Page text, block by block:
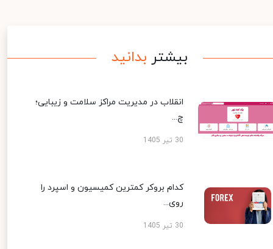
بیشتر بدانید
انقلاب در مدیریت مراکز سلامت و زیبایی؛
چ...
30 تیر 1405
کدام بروکر کمترین کمیسیون و اسپرد را
روی...
30 تیر 1405